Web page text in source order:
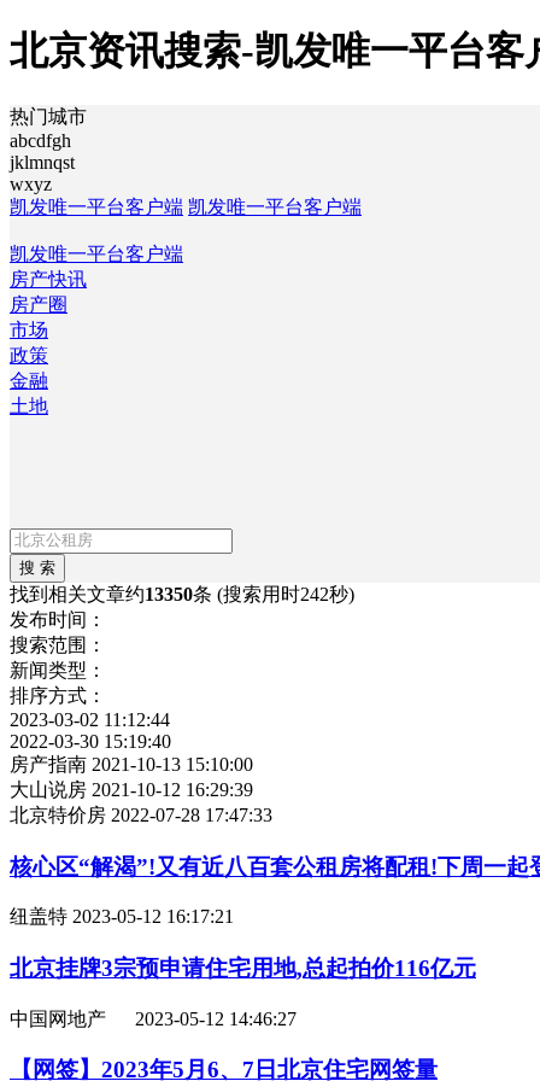
北京资讯搜索-凯发唯一平台客
热门城市
abcdfgh
jklmnqst
wxyz
凯发唯一平台客户端 凯发唯一平台客户端
凯发唯一平台客户端
房产快讯
房产圈
市场
政策
金融
土地
找到相关文章约13350条 (搜索用时242秒)
发布时间：
搜索范围：
新闻类型：
排序方式：
2023-03-02 11:12:44
2022-03-30 15:19:40
房产指南 2021-10-13 15:10:00
大山说房 2021-10-12 16:29:39
北京特价房 2022-07-28 17:47:33
核心区“解渴”!又有近八百套公租房将配租!下周一起
纽盖特 2023-05-12 16:17:21
北京挂牌3宗预申请住宅用地,总起拍价116亿元
中国网地产 2023-05-12 14:46:27
【网签】2023年5月6、7日北京住宅网签量